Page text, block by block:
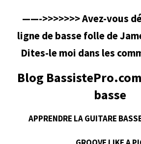
——->>>>>>> Avez-vous
ligne de basse folle de
Dites-le moi dans les
Blog
basse
APPRENDRE LA GUITARE